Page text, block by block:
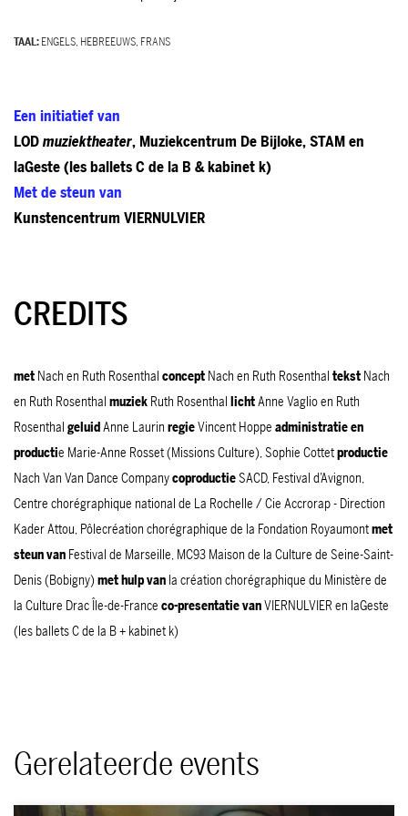
TAAL:ENGELS, HEBREEUWS, FRANS
Een initiatief van
LODmuziektheater, Muziekcentrum De Bijloke, STAM en
laGeste (les ballets C de la B & kabinet k)
Met de steun van
Kunstencentrum VIERNULVIER
CREDITS
met Nach en Ruth Rosenthal concept Nach en Ruth Rosenthal tekst Nach
en Ruth Rosenthal muziek Ruth Rosenthal lichtAnne Vaglio en Ruth
Rosenthal geluidAnne Laurin regieVincent Hoppe administratie en
productie Marie-Anne Rosset (Missions Culture), Sophie Cottetproductie
Nach Van Van Dance CompanycoproductieSACD, Festival d’Avignon,
Centre chorégraphique national de La Rochelle / Cie Accrorap - Direction
Kader Attou, Pôlecréation chorégraphique de la Fondation Royaumontmet
steun van Festival de Marseille, MC93 Maison de la Culture de Seine-Saint-
Denis (Bobigny) met hulp van la création chorégraphique du Ministère de
la Culture Drac Île-de-France co-presentatie vanVIERNULVIER en laGeste
(les ballets C de la B + kabinet k)
Gerelateerde events